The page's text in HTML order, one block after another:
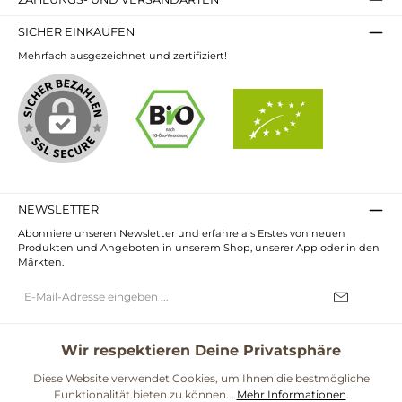
SICHER EINKAUFEN
Mehrfach ausgezeichnet und zertifiziert!
NEWSLETTER
Abonniere unseren Newsletter und erfahre als Erstes von neuen
Produkten und Angeboten in unserem Shop, unserer App oder in den
Märkten.
Mail-
UNSERE COMMUNITIES
Wir respektieren Deine Privatsphäre
Diese Website verwendet Cookies, um Ihnen die bestmögliche
Funktionalität bieten zu können... Mehr Informationen.